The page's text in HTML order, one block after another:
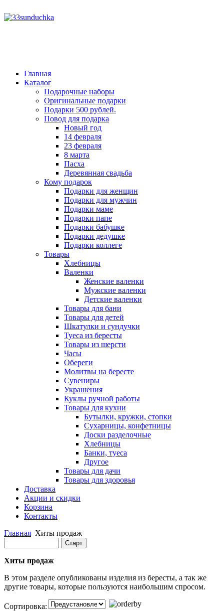
Главная
Каталог
Подарочные наборы
Оригинальные подарки
Подарки 500 рублей.
Повод для подарка
Новый год
14 февраля
23 февраля
8 марта
Пасха
Деревянная свадьба
Кому подарок
Подарки для женщин
Подарки для мужчин
Подарки маме
Подарки папе
Подарки бабушке
Подарки дедушке
Подарки коллеге
Товары
Хлебницы
Валенки
Женские валенки
Мужские валенки
Детские валенки
Товары для бани
Товары для детей
Шкатулки и сундучки
Туеса из бересты
Товары из шерсти
Часы
Обереги
Молитвы на бересте
Сувениры
Украшения
Куклы ручной работы
Товары для кухни
Бутылки, кружки, стопки
Сухарницы, конфетницы
Доски разделочные
Хлебницы
Банки, туеса
Другое
Товары для дачи
Товары для здоровья
Доставка
Акции и скидки
Корзина
Контакты
Главная Хиты продаж
Хиты продаж
В этом разделе опубликованы изделия из бересты, а так же
другие товары, которые пользуются наибольшим спросом.
Сортировка: